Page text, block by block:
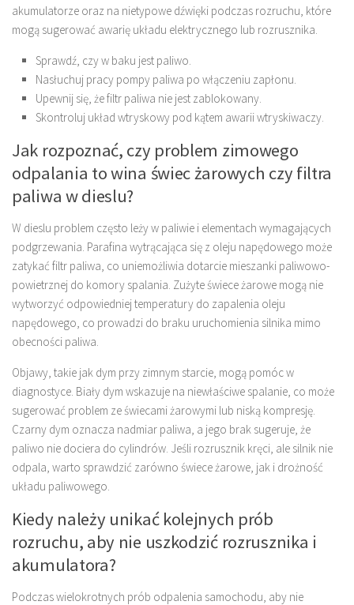
akumulatorze oraz na nietypowe dźwięki podczas rozruchu, które
mogą sugerować awarię układu elektrycznego lub rozrusznika.
Sprawdź, czy w baku jest paliwo.
Nasłuchuj pracy pompy paliwa po włączeniu zapłonu.
Upewnij się, że filtr paliwa nie jest zablokowany.
Skontroluj układ wtryskowy pod kątem awarii wtryskiwaczy.
Jak rozpoznać, czy problem zimowego
odpalania to wina świec żarowych czy filtra
paliwa w dieslu?
W dieslu problem często leży w paliwie i elementach wymagających
podgrzewania. Parafina wytrącająca się z oleju napędowego może
zatykać filtr paliwa, co uniemożliwia dotarcie mieszanki paliwowo-
powietrznej do komory spalania. Zużyte świece żarowe mogą nie
wytworzyć odpowiedniej temperatury do zapalenia oleju
napędowego, co prowadzi do braku uruchomienia silnika mimo
obecności paliwa.
Objawy, takie jak dym przy zimnym starcie, mogą pomóc w
diagnostyce. Biały dym wskazuje na niewłaściwe spalanie, co może
sugerować problem ze świecami żarowymi lub niską kompresję.
Czarny dym oznacza nadmiar paliwa, a jego brak sugeruje, że
paliwo nie dociera do cylindrów. Jeśli rozrusznik kręci, ale silnik nie
odpala, warto sprawdzić zarówno świece żarowe, jak i drożność
układu paliwowego.
Kiedy należy unikać kolejnych prób
rozruchu, aby nie uszkodzić rozrusznika i
akumulatora?
Podczas wielokrotnych prób odpalenia samochodu, aby nie